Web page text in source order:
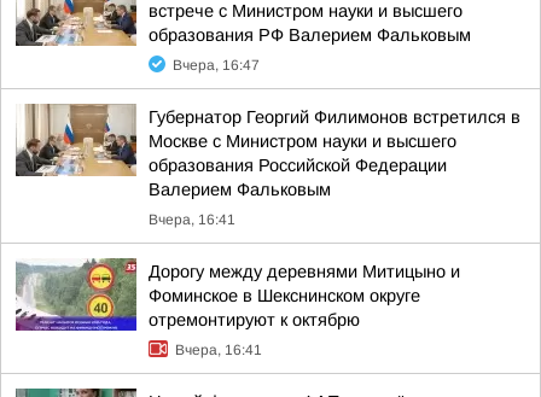
встрече с Министром науки и высшего
образования РФ Валерием Фальковым
Вчера, 16:47
Губернатор Георгий Филимонов встретился в
Москве с Министром науки и высшего
образования Российской Федерации
Валерием Фальковым
Вчера, 16:41
Дорогу между деревнями Митицыно и
Фоминское в Шекснинском округе
отремонтируют к октябрю
Вчера, 16:41